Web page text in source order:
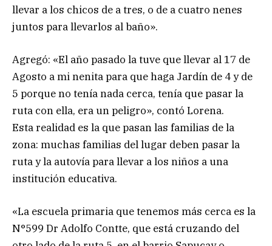
llevar a los chicos de a tres, o de a cuatro nenes
juntos para llevarlos al baño».
Agregó: «El año pasado la tuve que llevar al 17 de
Agosto a mi nenita para que haga Jardín de 4 y de
5 porque no tenía nada cerca, tenía que pasar la
ruta con ella, era un peligro», contó Lorena.
Esta realidad es la que pasan las familias de la
zona: muchas familias del lugar deben pasar la
ruta y la autovía para llevar a los niños a una
institución educativa.
«La escuela primaria que tenemos más cerca es la
N°599 Dr Adolfo Contte, que está cruzando del